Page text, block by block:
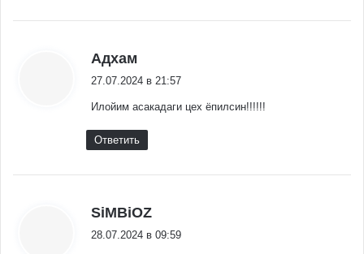
Адхам
27.07.2024 в 21:57
Илойим асакадаги цех ёпилсин!!!!!!
Ответить
SiMBiOZ
28.07.2024 в 09:59